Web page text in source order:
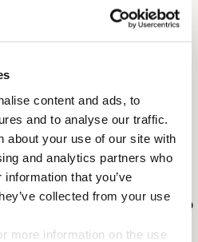
content and ads, to
and to analyse our traffic.
about your use of our site with
and analytics partners who
that you’ve
collected from your use
more information on the use
su manuscrito
expertos en su área de
su manuscrito.
edición de su manuscrito
clase